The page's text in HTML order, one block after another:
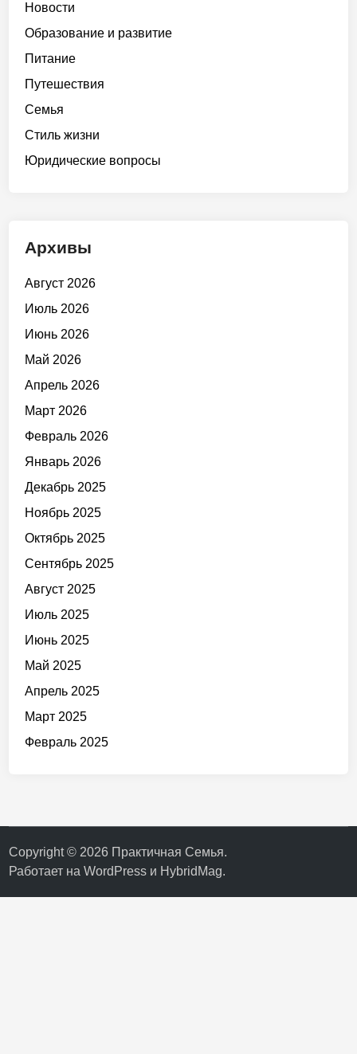
Новости
Образование и развитие
Питание
Путешествия
Семья
Стиль жизни
Юридические вопросы
Архивы
Август 2026
Июль 2026
Июнь 2026
Май 2026
Апрель 2026
Март 2026
Февраль 2026
Январь 2026
Декабрь 2025
Ноябрь 2025
Октябрь 2025
Сентябрь 2025
Август 2025
Июль 2025
Июнь 2025
Май 2025
Апрель 2025
Март 2025
Февраль 2025
Copyright © 2026 Практичная Семья.
Работает наWordPress и HybridMag.